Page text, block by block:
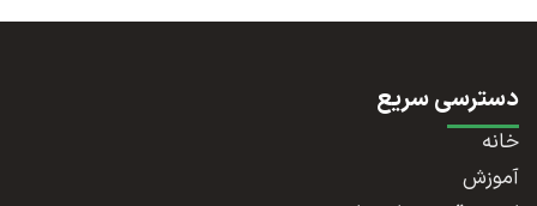
دسترسی سریع
خانه
آموزش